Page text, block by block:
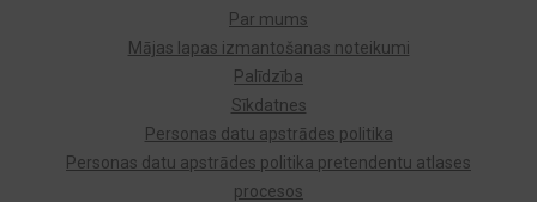
Par mums
Mājas lapas izmantošanas noteikumi
Palīdzība
Sīkdatnes
Personas datu apstrādes politika
Personas datu apstrādes politika pretendentu atlases
procesos